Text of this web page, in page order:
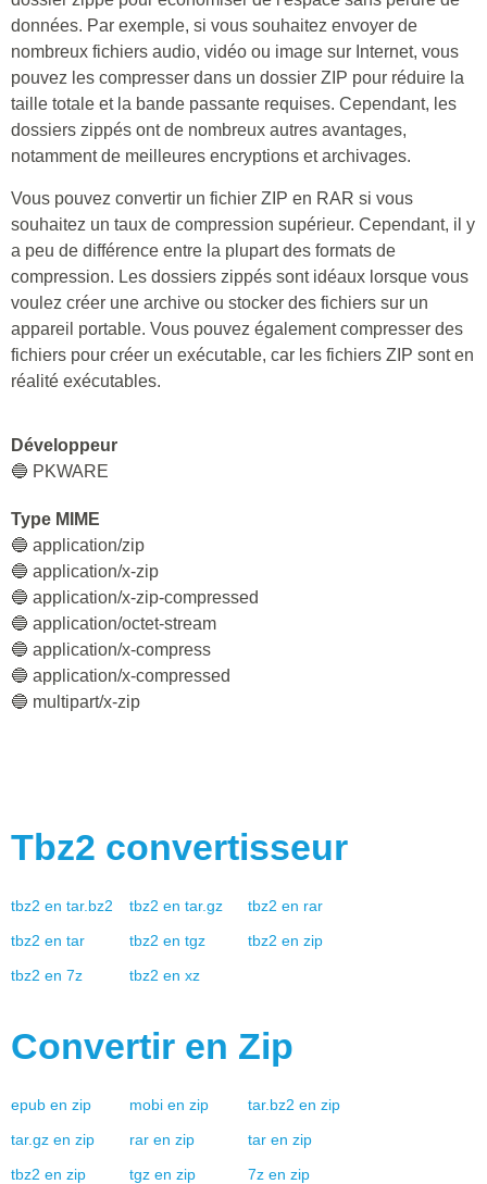
données. Par exemple, si vous souhaitez envoyer de
nombreux fichiers audio, vidéo ou image sur Internet, vous
pouvez les compresser dans un dossier ZIP pour réduire la
taille totale et la bande passante requises. Cependant, les
dossiers zippés ont de nombreux autres avantages,
notamment de meilleures encryptions et archivages.
Vous pouvez convertir un fichier ZIP en RAR si vous
souhaitez un taux de compression supérieur. Cependant, il y
a peu de différence entre la plupart des formats de
compression. Les dossiers zippés sont idéaux lorsque vous
voulez créer une archive ou stocker des fichiers sur un
appareil portable. Vous pouvez également compresser des
fichiers pour créer un exécutable, car les fichiers ZIP sont en
réalité exécutables.
Développeur
🔵 PKWARE
Type MIME
🔵 application/zip
🔵 application/x-zip
🔵 application/x-zip-compressed
🔵 application/octet-stream
🔵 application/x-compress
🔵 application/x-compressed
🔵 multipart/x-zip
Tbz2 convertisseur
tbz2 en tar.bz2 tbz2 en tar.gz tbz2 en rar
tbz2 en tar tbz2 en tgz tbz2 en zip
tbz2 en 7z tbz2 en xz
Convertir en Zip
epub en zip mobi en zip tar.bz2 en zip
tar.gz en zip rar en zip tar en zip
tbz2 en zip tgz en zip 7z en zip